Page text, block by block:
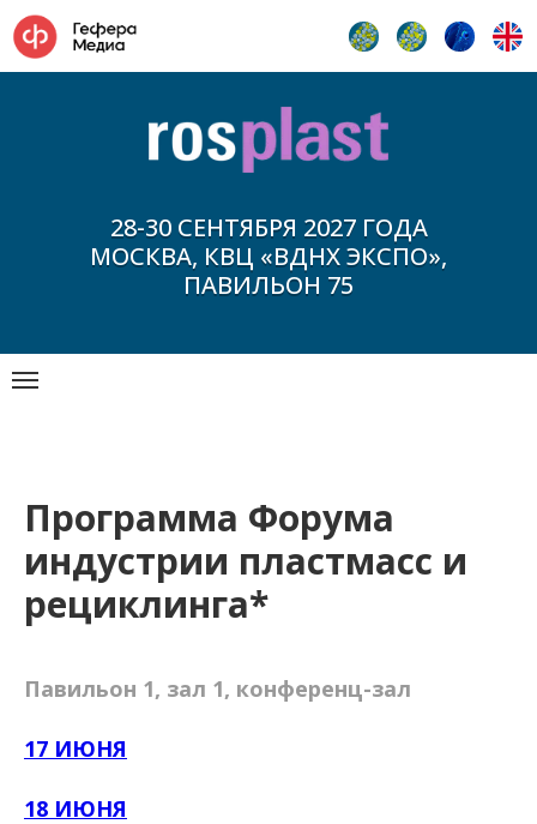
28-30 СЕНТЯБРЯ 2027 ГОДА
МОСКВА, КВЦ «ВДНХ ЭКСПО»,
ПАВИЛЬОН 75
Программа Форума
индустрии пластмасс и
рециклинга*
Павильон 1, зал 1, конференц-зал
17 ИЮНЯ
18 ИЮНЯ